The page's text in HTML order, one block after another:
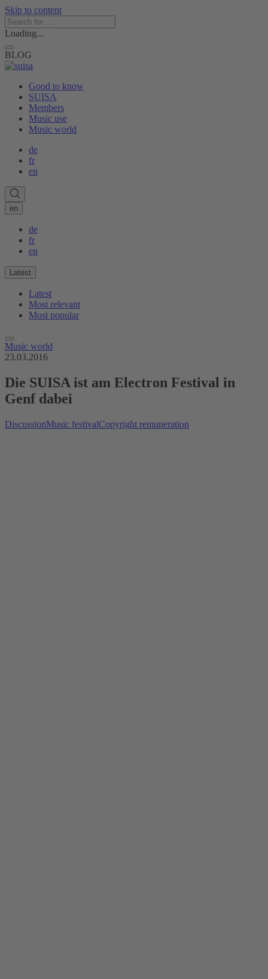
Skip to content
Loading...
BLOG
Good to know
SUISA
Members
Music use
Music world
de
fr
en
en
de
fr
en
Latest
Latest
Most relevant
Most popular
Music world
23.03.2016
Die SUISA ist am Electron Festival in
Genf dabei
DiscussionMusic festivalCopyright remuneration